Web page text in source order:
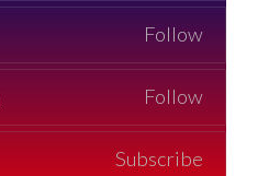
Follow
Follow
Subscribe